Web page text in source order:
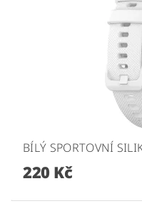
BÍLÝ SPORTOVNÍ
220 Kč